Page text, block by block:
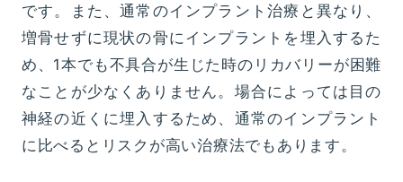
です。また、通常のインプラント治療と異なり、
増骨せずに現状の骨にインプラントを埋入するた
め、1本でも不具合が⽣じた時のリカバリーが困難
なことが少なくありません。場合によっては目の
神経の近くに埋入するため、通常のインプラント
に比べるとリスクが高い治療法でもあります。